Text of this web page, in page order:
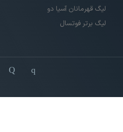
لیگ قهرمانان آسیا دو
لیگ برتر فوتسال